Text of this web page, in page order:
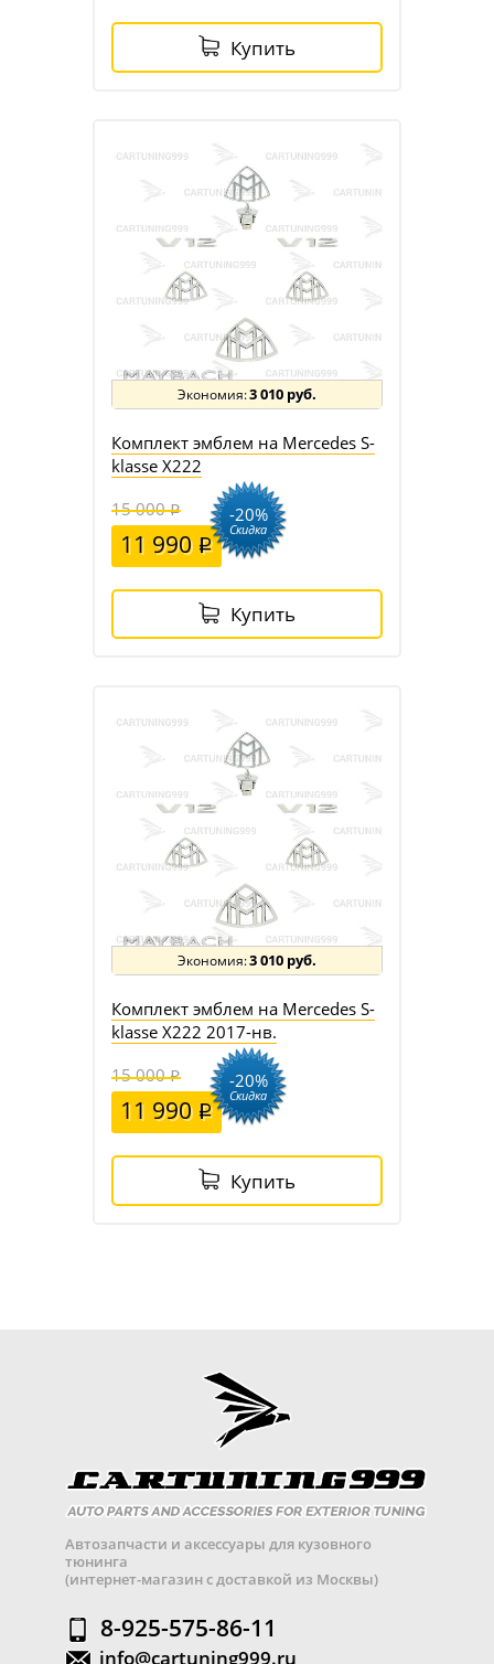
Купить
3 010 руб.
Комплект эмблем на Mercedes S-
klasse X222
15 000
11 990
-20%
Скидка
Купить
3 010 руб.
Комплект эмблем на Mercedes S-
klasse X222 2017-нв.
15 000
11 990
-20%
Скидка
Купить
Автозапчасти и аксессуары для кузовного
тюнинга
(интернет-магазин с доставкой из Москвы)
8-925-575-86-11
info@cartuning999.ru